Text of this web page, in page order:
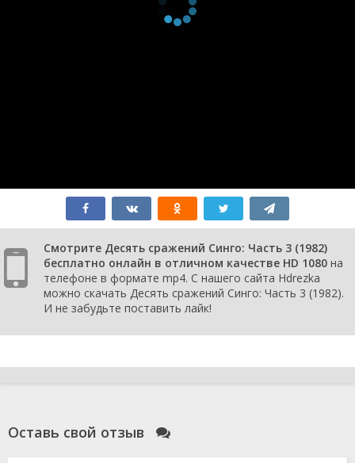
Смотрите Десять сражений Синго: Часть 3 (1982)
бесплатно онлайн в отличном качестве HD 1080 на
телефоне в формате mp4. С нашего сайта Hdrezka
можно скачать Десять сражений Синго: Часть 3 (1982).
И не забудьте поставить лайк!
Оставь свой отзыв